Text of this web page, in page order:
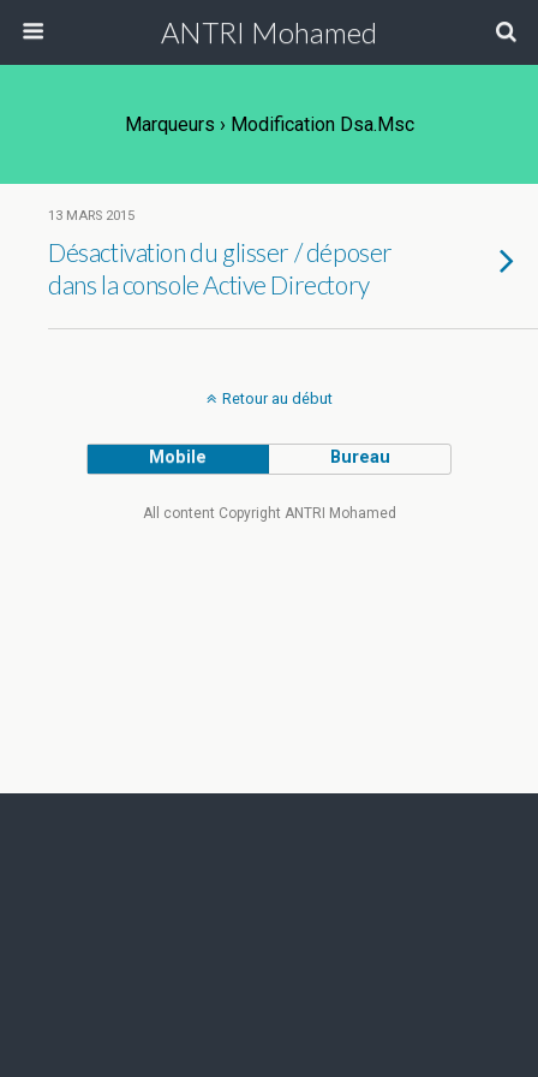
ANTRI Mohamed
Marqueurs › Modification Dsa.msc
13 MARS 2015
Désactivation du glisser / déposer
dans la console Active Directory
Retour au début
Mobile Bureau
All content Copyright ANTRI Mohamed